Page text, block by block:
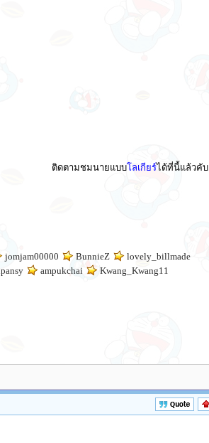
ติดตามชมนายแบบโลเกียร์ได้ที่นี้แล้วคับ
jomjam00000 BunnieZ
lovely_billmade
ampukchai
Kwang_Kwang11